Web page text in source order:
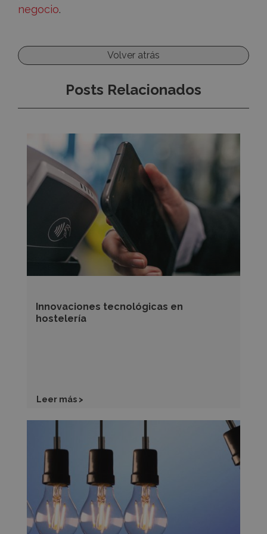
negocio.
Volver atrás
Posts Relacionados
Innovaciones tecnológicas en
hostelería
Innovaciones
tecnológicas
hostelería
Leer más >
ahorrar
energía
en
tu